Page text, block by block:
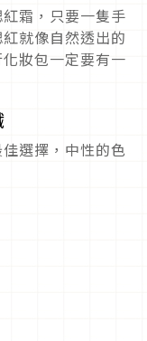
霜，只要一隻手
就像自然透出的
妝包一定要有一
選擇，中性的色